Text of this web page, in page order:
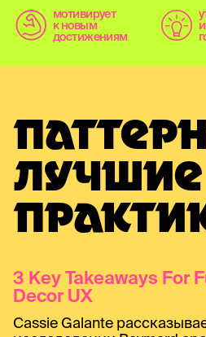
мотивирует
к новым
достижениям
ЛУЧШИЕ
3 Key Takeaways For
Decor UX
Cassie Galante